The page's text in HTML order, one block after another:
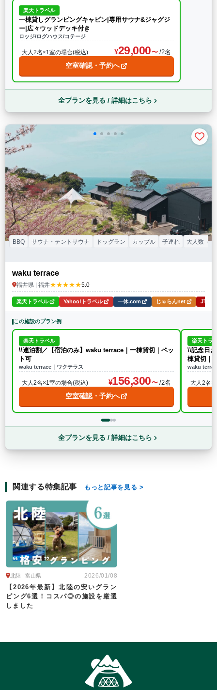
楽天トラベル
一棟貸しグランピングキャビン|専用サウナ&ジャグジ
ー|広々ウッドデッキ付き
ロッジ/ログハウス/コテージ
大人2名×1室の場合(税込) 29,000 /2名
空室確認・予約へ
全プランを見る / 詳細はこちら
waku terrace
福井県 | 福井★★★★★5.0
BBQ サウナ・テントサウナ ドッグラン カップル 子連れ 大人数（
楽天トラベル Yahoo!トラベル 一休.com じゃらんnet JTB
この施設のプラン例
楽天トラベル
\\連泊割／【宿泊のみ】waku terrace｜一棟貸切｜ペッ
ト可
waku terrace｜ワクテラス
大人2名×1室の場合(税込) 156,300 /2名
空室確認・予約へ
楽天トラ
\\記念日
棟貸切｜
waku
大人2名
全プランを見る / 詳細はこちら
関連する特集記事 もっと記事を見る
2026/01/08
北陸 | 富山県
【2026年最新】北陸の安いグラン
ピング6選！コスパ◎の施設を厳選
しました